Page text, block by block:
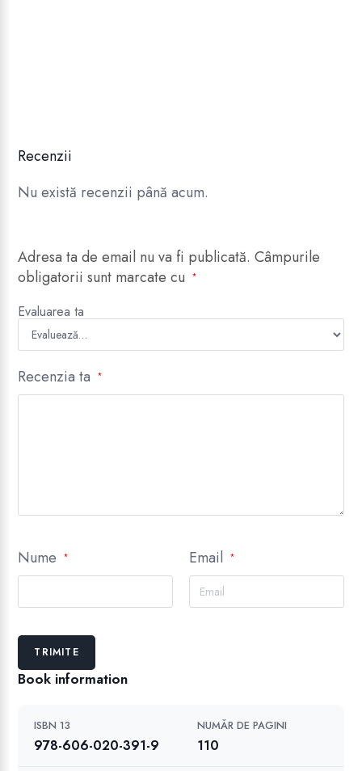
Recenzii
Nu există recenzii până acum.
Adresa ta de email nu va fi publicată. Câmpurile
obligatorii sunt marcate cu
*
Evaluarea ta
Recenzia ta *
Nume * Email *
Book information
ISBN 13
978-606-020-391-9
NUMĂR DE PAGINI
110